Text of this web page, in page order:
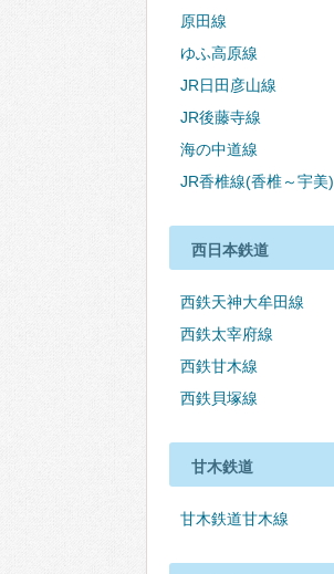
原田線
ゆふ高原線
JR日田彦山線
JR後藤寺線
海の中道線
JR香椎線(香椎～宇美)
西日本鉄道
西鉄天神大牟田線
西鉄太宰府線
西鉄甘木線
西鉄貝塚線
甘木鉄道
甘木鉄道甘木線